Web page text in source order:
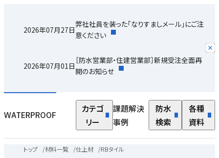
2026年07月27日
弊社社員を装った「なりすましメール」にご注
意ください
2026年07月01日
［防水営業部・住建営業部］新規受注全面再
開のお知らせ
WATERPROOF
カテゴ
リー
課題解決
事例
防水
検索
各種
資料
トップ /材料一覧 /仕上材 /RBタイル